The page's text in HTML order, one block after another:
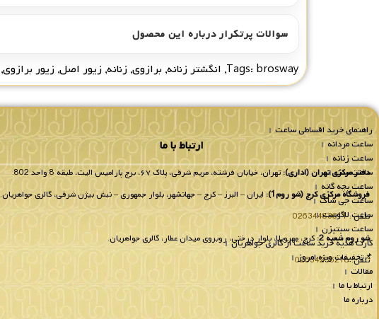
سوالات پرتکرار درباره این محصول
Tags: brosway
, انگشتر زنانه, برازوی, زنانه, زیور اصل, زیور برازوی,
راهنمای خرید اقساطی ساعت
ساعت مردانه
ساعت زنانه
ساعت ست
ساعت بچه گانه
ساعت جی شاک
ساعت لاگوست
ساعت سیتیزن
کارت هدیه خرید ساعت از گالری جواهریان
📌تخفیفات ویژه امروز
مقالات
ارتباط با ما
درباره ما
ارتباط با ما
دفتر مرکزی تهران (اداری):تهران، خیابان فرشته، مریم شرقی، پلاک ۶۷، برج پارامیس الیت، طبقه 8 واحد 802.
فروشگاه مرکزی کرج (شو روم1):
ایران – البرز – کرج – جهانشهر، بلوار جمهوری – نبش بیژن شرقی، گالری جواهریان.
تلفن :02634483611
شو روم شعبه 2:
کرج، مهرویلا، بلوار درختی، روبروی میدان عطار، گالری جواهریان.
تلفن:02634236218